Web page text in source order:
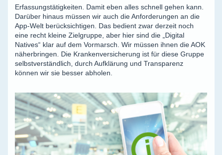
Erfassungstätigkeiten. Damit eben alles schnell gehen kann.
Darüber hinaus müssen wir auch die Anforderungen an die
App-Welt berücksichtigen. Das bedient zwar derzeit noch
eine recht kleine Zielgruppe, aber hier sind die „Digital
Natives“ klar auf dem Vormarsch. Wir müssen ihnen die AOK
näherbringen. Die Krankenversicherung ist für diese Gruppe
selbstverständlich, durch Aufklärung und Transparenz
können wir sie besser abholen.